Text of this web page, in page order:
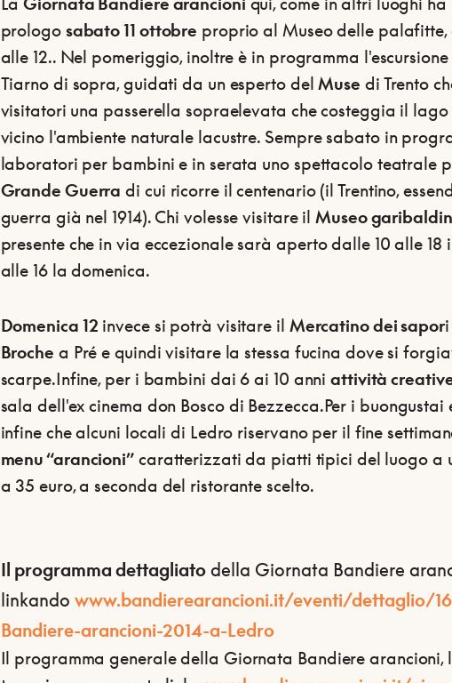
prologo sabato 11 ottobre proprio al Museo delle palafitte,
alle 12.. Nel pomeriggio, inoltre è in programma
Tiarno di sopra, guidati da un esperto delMuse di Trento
visitatori una passerella sopraelevata che costeggia il
vicino l'ambiente naturale lacustre. Sempre sabato in
laboratori per bambini e in serata uno spettacolo teatrale
Grande Guerra di cui ricorre il centenario (il Trentino,
guerra già nel 1914). Chi volesse visitare ilMuseo
presente che in via eccezionale sarà aperto dalle 10 alle 18
alle 16 la domenica.
Domenica 12 invece si potrà visitare il Mercatino dei sapori
Broche a Pré e quindi visitare la stessa fucina dove si
scarpe.Infine, per i bambini dai 6 ai 10 anniattività
sala dell'ex cinema don Bosco di Bezzecca.Per i
infine che alcuni locali di Ledro riservano per il fine
menu “arancioni”caratterizzati da piatti tipici del luogo a
a 35 euro, a seconda del ristorante scelto.
Il programma dettagliatodella Giornata Bandiere
linkando www.bandierearancioni.it/eventi/dettaglio/
Bandiere-arancioni-2014-a-Ledro
Il programma generale della Giornata Bandiere arancioni,